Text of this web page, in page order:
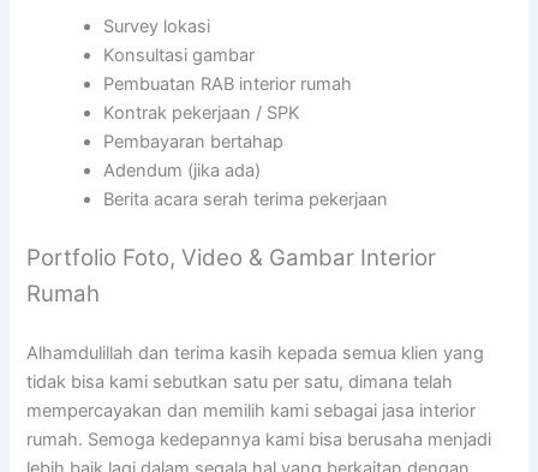
Survey lokasi
Konsultasi gambar
Pembuatan RAB interior rumah
Kontrak pekerjaan / SPK
Pembayaran bertahap
Adendum (jika ada)
Berita acara serah terima pekerjaan
Portfolio Foto, Video & Gambar Interior
Rumah
Alhamdulillah dan terima kasih kepada semua klien yang
tidak bisa kami sebutkan satu per satu, dimana telah
mempercayakan dan memilih kami sebagai jasa interior
rumah. Semoga kedepannya kami bisa berusaha menjadi